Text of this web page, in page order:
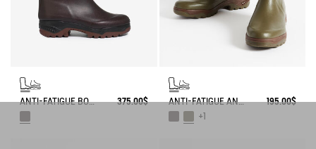
ANTI-FATIGUE BOOT PARCOURS 2.0 ADJUSTABLE LEATHER-LINED 375.00$ ANTI-FATIGUE ANKLE BOOT PARCOURS 2.0
195.00$
+1